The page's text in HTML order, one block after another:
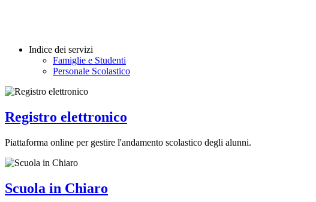
Indice dei servizi
Famiglie e Studenti
Personale Scolastico
Registro elettronico
Piattaforma online per gestire l'andamento scolastico degli alunni.
Scuola in Chiaro